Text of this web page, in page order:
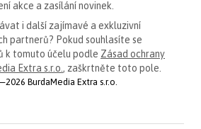
akce a zasílání novinek.
i další zajímavé a exkluzivní
partnerů? Pokud souhlasíte se
k tomuto účelu podle Zásad ochrany
Extra s.r.o. , zaškrtněte toto pole.
BurdaMedia Extra s.r.o.